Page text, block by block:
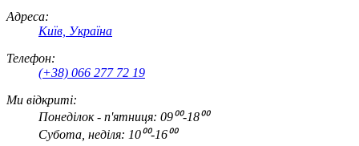
Адреса:
Київ, Україна
Телефон:
(+38) 066 277 72 19
Ми відкриті:
Понеділок - п'ятниця: 09⁰⁰-18⁰⁰
Субота, неділя: 10⁰⁰-16⁰⁰